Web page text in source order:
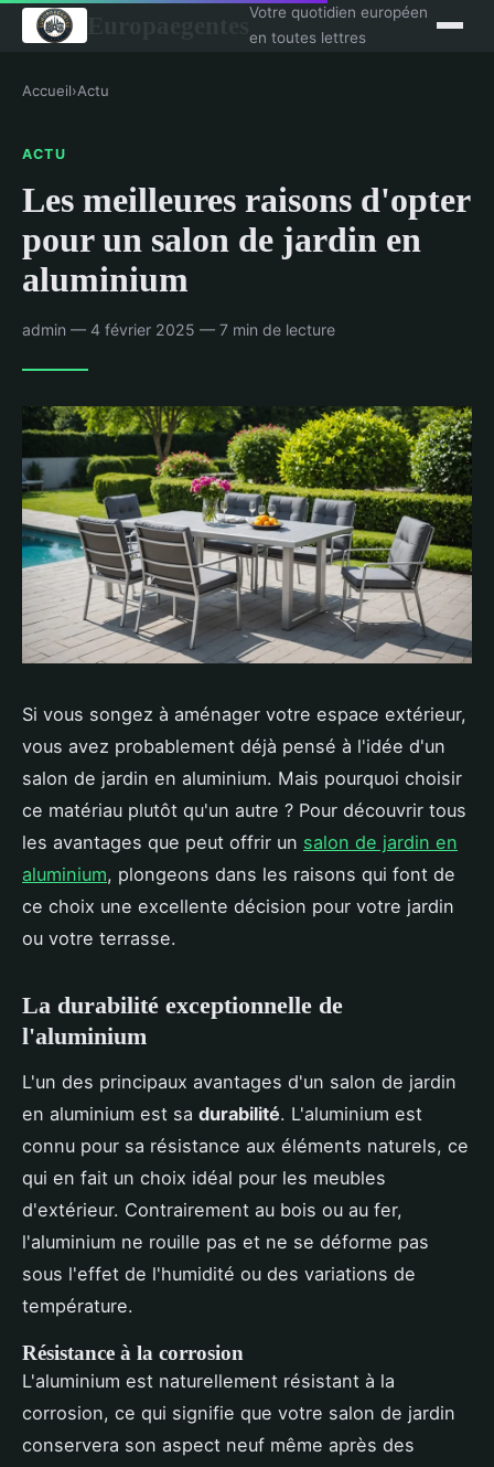
Votre quotidien européen
en toutes lettres
Accueil›Actu
ACTU
Les meilleures raisons d'opter
pour un salon de jardin en
aluminium
admin — 4 février 2025 — 7 min de lecture
Si vous songez à aménager votre espace extérieur,
vous avez probablement déjà pensé à l'idée d'un
salon de jardin en aluminium. Mais pourquoi choisir
ce matériau plutôt qu'un autre ? Pour découvrir tous
les avantages que peut offrir un salon de jardin en
aluminium, plongeons dans les raisons qui font de
ce choix une excellente décision pour votre jardin
ou votre terrasse.
La durabilité exceptionnelle de
l'aluminium
L'un des principaux avantages d'un salon de jardin
en aluminium est sa durabilité. L'aluminium est
connu pour sa résistance aux éléments naturels, ce
qui en fait un choix idéal pour les meubles
d'extérieur. Contrairement au bois ou au fer,
l'aluminium ne rouille pas et ne se déforme pas
sous l'effet de l'humidité ou des variations de
température.
Résistance à la corrosion
L'aluminium est naturellement résistant à la
corrosion, ce qui signifie que votre salon de jardin
conservera son aspect neuf même après des